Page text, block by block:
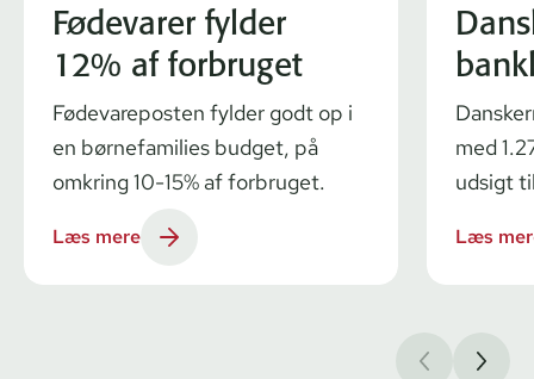
Fødevarer fylder
12% af forbruget
Fødevareposten fylder godt op i
en børnefamilies budget, på
omkring 10-15% af forbruget.
Læs mere
med
udsigt
Læs